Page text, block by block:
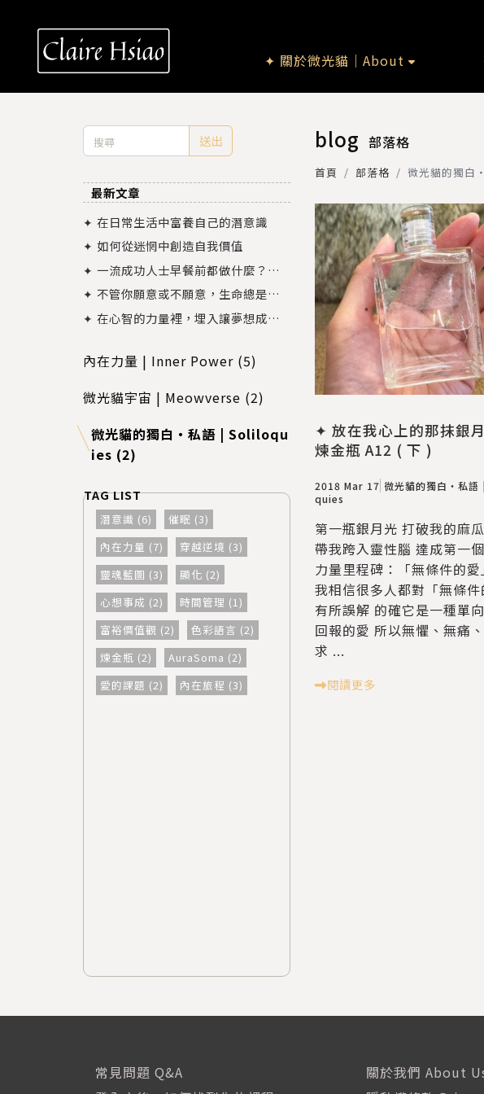
✦ 關於微光貓｜About
送出
最新文章
✦ 在日常生活中富養自己的潛意識
✦ 如何從迷惘中創造自我價值
✦ 一流成功人士早餐前都做什麼？從
時間管理來談談怎麼連結富裕價值觀
✦ 不管你願意或不願意，生命總是會
一次又一次的把你推到對的軌道上
✦ 在心智的力量裡，埋入讓夢想成真
內在力量 | Inner Power (5)
微光貓宇宙 | Meowverse (2)
微光貓的獨白・私語 | Soliloqu
ies (2)
潛意識 (6)
催眠 (3)
內在力量 (7)
穿越逆境 (3)
靈魂藍圖 (3)
顯化 (2)
心想事成 (2)
時間管理 (1)
富裕價值觀 (2)
色彩語言 (2)
煉金瓶 (2)
AuraSoma (2)
愛的課題 (2)
內在旅程 (3)
blog 部落格
首頁 部落格 微光貓的獨白
✦ 放在我心上的那抹銀月
煉金瓶 A12 ( 下 )
2018 Mar 17 微光貓的獨白・私
quies
第一瓶銀月光 打破我的麻瓜
帶我跨入靈性腦 達成第一
力量里程碑：「無條件的愛
我相信很多人都對「無條件
有所誤解 的確它是一種單
回報的愛 所以無懼、無痛
求 ...
閱讀更多
常見問題 Q&A
關於我們 About